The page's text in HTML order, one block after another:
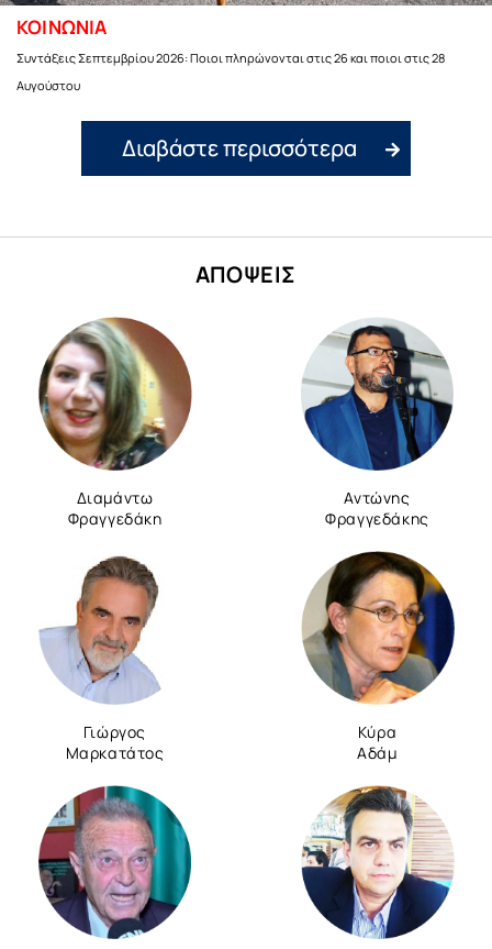
ΚΟΙΝΩΝΙΑ
Συντάξεις Σεπτεμβρίου 2026: Ποιοι πληρώνονται στις 26 και ποιοι στις 28
Αυγούστου
Διαβάστε περισσότερα
ΑΠΟΨΕΙΣ
Διαμάντω
Φραγγεδάκη
Αντώνης
Φραγγεδάκης
Γιώργος
Μαρκατάτος
Κύρα
Αδάμ